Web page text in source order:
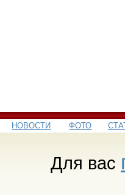
НОВОСТИ ФОТО
Для вас